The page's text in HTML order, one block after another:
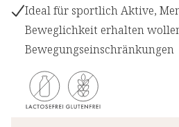
Ideal für sportlich Aktive,
Beweglichkeit erhalten
Bewegungseinschränkungen